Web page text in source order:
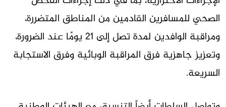
الصحي للمسافرين القادمين من المناطق المتضررة،
ومراقبة الوافدين لمدة تصل إلى 21 يومًا عند الضرورة،
وتعزيز جاهزية فرق المراقبة الوبائية وفرق الاستجابة
السريعة.